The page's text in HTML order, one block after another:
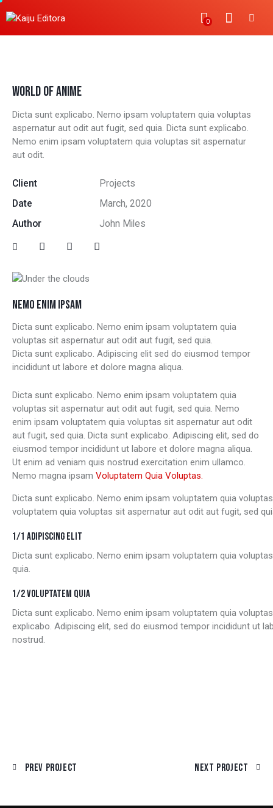
0
WORLD OF ANIME
Dicta sunt explicabo. Nemo ipsam voluptatem quia voluptas
aspernatur aut odit aut fugit, sed quia. Dicta sunt explicabo.
Nemo enim ipsam voluptatem quia voluptas sit aspernatur
aut odit.
Client
Projects
Date
March, 2020
Author
John Miles
NEMO ENIM IPSAM
Dicta sunt explicabo. Nemo enim ipsam voluptatem quia
voluptas sit aspernatur aut odit aut fugit, sed quia.
Dicta sunt explicabo. Adipiscing elit sed do eiusmod tempor
incididunt ut labore et dolore magna aliqua.
Dicta sunt explicabo. Nemo enim ipsam voluptatem quia
voluptas sit aspernatur aut odit aut fugit, sed quia. Nemo
enim ipsam voluptatem quia voluptas sit aspernatur aut odit
aut fugit, sed quia. Dicta sunt explicabo. Adipiscing elit, sed do
eiusmod tempor incididunt ut labore et dolore magna aliqua.
Ut enim ad veniam quis nostrud exercitation enim ullamco.
Nemo magna ipsam Voluptatem Quia Voluptas.
Dicta sunt explicabo. Nemo enim ipsam voluptatem quia
voluptatem quia voluptas sit aspernatur aut odit aut fugit, sed
1/1 ADIPISCING ELIT
Dicta sunt explicabo. Nemo enim ipsam voluptatem quia
quia.
1/2 VOLUPTATEM QUIA
Dicta sunt explicabo. Nemo enim ipsam voluptatem quia
explicabo. Adipiscing elit, sed do eiusmod tempor incididunt ut
nostrud.
Prev Project Next Project